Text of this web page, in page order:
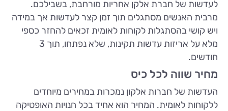
לעדשות של חברת אלקן אחריות מורחבת, בשבילכם.
מרבית האנשים מסתגלים תוך זמן קצר לעדשות אך במידה
ויש קושי בהסתגלות לקוחות לאומית זכאים להחזר כספי
מלא על אריזות עדשות תקינות, שלא נפתחו, תוך 3
חודשים.
מחיר שווה לכל כיס
העדשות של חברות אלקון נמכרות במחירים מיוחדים
ללקוחות לאומית. המחיר הוא אחיד בכל חנויות האופטיקה